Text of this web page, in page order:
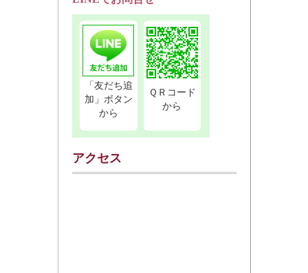
「友だち追
加」ボタン
から
ＱＲコード
から
アクセス